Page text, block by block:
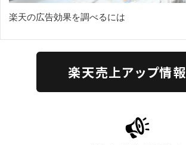
楽天の広告効果を調べるには
楽天売上アップ情報